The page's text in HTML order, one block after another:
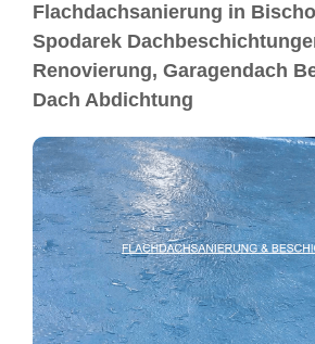
Flachdachsanierung in
Spodarek
Renovierung, Garagendach
Dach Abdichtung